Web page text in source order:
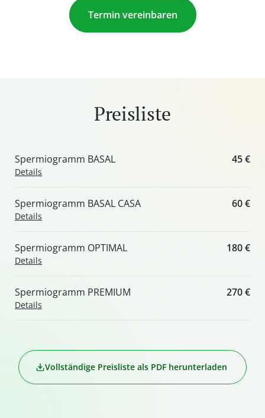
Termin vereinbaren
Preisliste
Spermiogramm BASAL
Details
45 €
Spermiogramm BASAL CASA
Details
60 €
Spermiogramm OPTIMAL
Details
180 €
Spermiogramm PREMIUM
Details
270 €
Vollständige Preisliste als PDF herunterladen